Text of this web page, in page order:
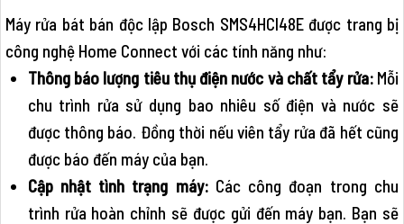
Máy rửa bát bán độc lập Bosch SMS4HCI48E được trang bị
công nghệ Home Connect với các tính năng như:
Thông báo lượng tiêu thụ điện nước và chất tẩy rửa:Mỗi
chu trình rửa sử dụng bao nhiêu số điện và nước sẽ
được thông báo. Đồng thời nếu viên tẩy rửa đã hết cũng
được báo đến máy của bạn.
Cập nhật tình trạng máy:Các công đoạn trong chu
trình rửa hoàn chỉnh sẽ được gửi đến máy bạn. Bạn sẽ